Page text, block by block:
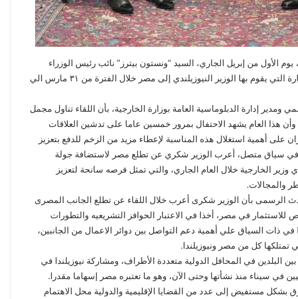
الأول من إبريل الجاري، السيد “ونستون بيترز” نائب رئيس الوزراء
ووزير خارجية نيوزيلندا، وذلك في إطار الزيارة التي يقوم بها الوزير النيوزيلندي إلى مصر خلال الفترة من ٣١ مارس الي
إدارة الدبلوماسية العامة بوزارة الخارجية، بأن اللقاء تناول مجمل
وأن هذا العام يشهد الاحتفال بمرور خمسين عاما على تدشين العلاقات
على أهمية استغلال هذه المناسبة لإعطاء مزيد من الزخم للدفع بتعزيز
في سياق متصل، أعرب الوزير شكري عن تطلع مصر لاستضافة جولة
الخارجية خلال العام الجاري، والتي تمثل فرصه سانحة لتعزيز
والمجالات.
الرسمى بأن الوزير شكرى أعرب خلال اللقاء عن تطلع الجانب المصرى
للاستثمار في مصر، أخذا في الاعتبار الحوافز التشريعيه والتطورات
في ذات السياق علي أهمية دعم التواصل بين دوائر الاعمال من الجانبين،
تمتلكها كل من مصر ونيوزيلندا.
البلدين في المحافل الدولية متعددة الأطراف، ومشاركة نيوزيلندا في
في سيناء منذ نشأتها وحتى الآن، وهو ما تعتبره مصر إسهاما مقدرا.
بشكل مستفيض إلى عدد من القضايا الإقليمية والدولية محل الاهتمام